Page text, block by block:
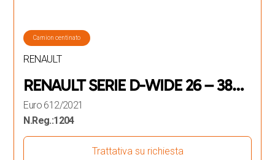
Camion centinato
RENAULT
RENAULT SERIE D-WIDE 26 – 380
E6 CENTINATO 6X2
Euro 612/2021
N.Reg.:1204
Trattativa su richiesta